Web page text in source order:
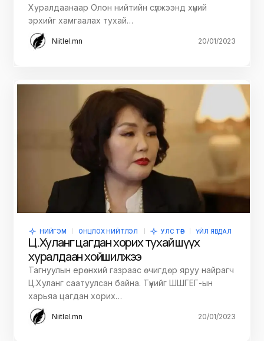
Хуралдаанаар Олон нийтийн сүлжээнд хүний
эрхийг хамгаалах тухай…
Niitlel.mn 20/01/2023
НИЙГЭМ ОНЦЛОХ НИЙТЛЭЛ УЛС ТӨР ҮЙЛ ЯВДАЛ
Ц.Хуланг цагдан хорих тухай шүүх
хуралдаан хойшилжээ
Тагнуулын ерөнхий газраас өчигдөр яруу найрагч
Ц.Хуланг саатуулсан байна. Түүнийг ШШГЕГ-ын
харьяа цагдан хорих…
Niitlel.mn 20/01/2023